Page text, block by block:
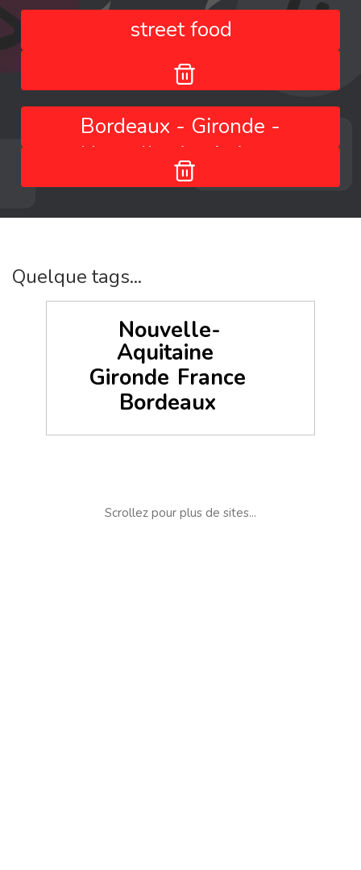
street food
Bordeaux - Gironde -
Nouvelle-Aquitaine -
France
Quelque tags...
Nouvelle-
Aquitaine
Gironde France
Bordeaux
Scrollez pour plus de sites...